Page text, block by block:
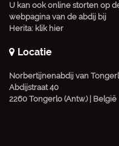
U kan ook online storten op
webpagina van de abdij bij
Herita: klik hier
Locatie
Norbertijnenabdij van
Abdijstraat 40
2260 Tongerlo (Antw.) | België